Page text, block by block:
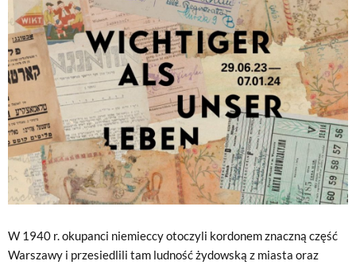
W 1940 r. okupanci niemieccy otoczyli kordonem znaczną część
Warszawy i przesiedlili tam ludność żydowską z miasta oraz